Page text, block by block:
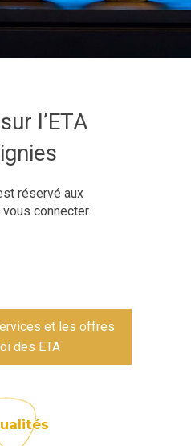
l’ETA
réservé aux
connecter.
et les offres
des ETA